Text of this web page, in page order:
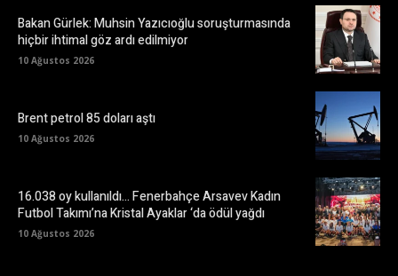
Bakan Gürlek: Muhsin Yazıcıoğlu soruşturmasında
hiçbir ihtimal göz ardı edilmiyor
10 Ağustos 2026
Brent petrol 85 doları aştı
10 Ağustos 2026
16.038 oy kullanıldı… Fenerbahçe Arsavev Kadın
Futbol Takımı’na Kristal Ayaklar ‘da ödül yağdı
10 Ağustos 2026